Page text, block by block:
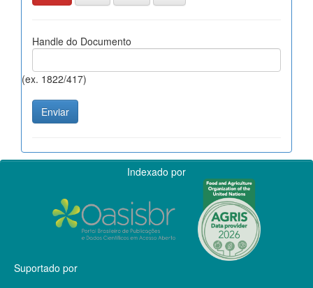
Handle do Documento
(ex. 1822/417)
Indexado por
Suportado por